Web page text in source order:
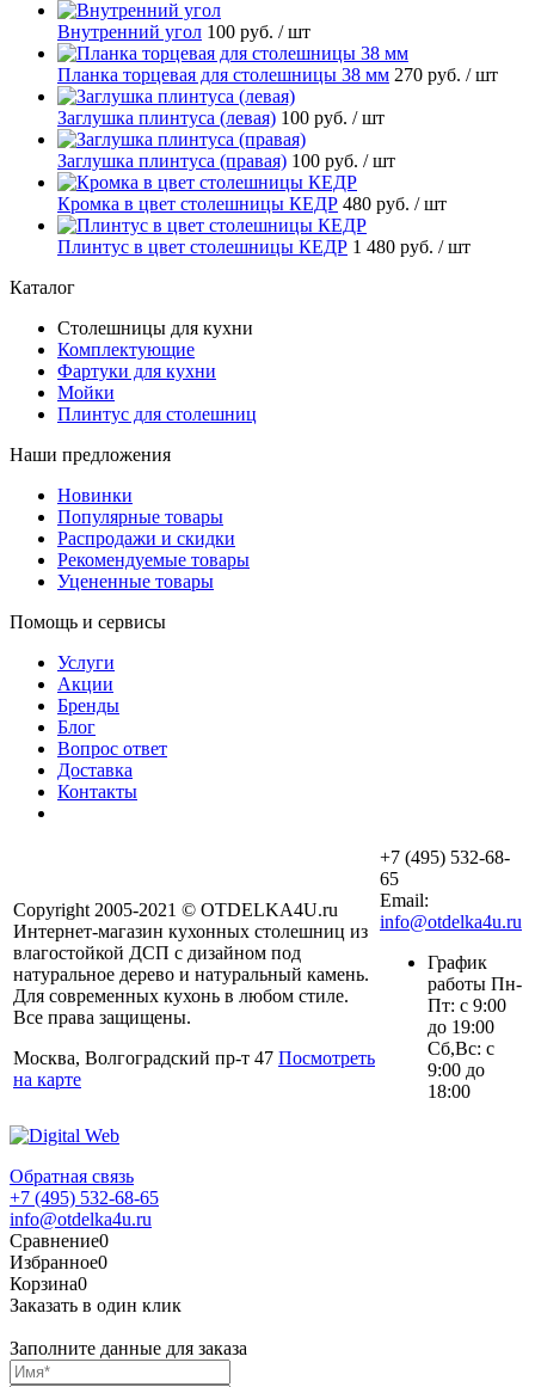
Внутренний угол 100 руб. / шт
Планка торцевая для столешницы 38 мм 270 руб. / шт
Заглушка плинтуса (левая) 100 руб. / шт
Заглушка плинтуса (правая) 100 руб. / шт
Кромка в цвет столешницы КЕДР 480 руб. / шт
Плинтус в цвет столешницы КЕДР 1 480 руб. / шт
Каталог
Столешницы для кухни
Комплектующие
Фартуки для кухни
Мойки
Плинтус для столешниц
Наши предложения
Новинки
Популярные товары
Распродажи и скидки
Рекомендуемые товары
Уцененные товары
Помощь и сервисы
Услуги
Акции
Бренды
Блог
Вопрос ответ
Доставка
Контакты
Copyright 2005-2021 © OTDELKA4U.ru
Интернет-магазин кухонных столешниц из
влагостойкой ДСП с дизайном под
натуральное дерево и натуральный камень.
Для современных кухонь в любом стиле.
Все права защищены.
Москва, Волгоградский пр-т 47 Посмотреть
на карте
+7 (495) 532-68-
65
Email:
info@otdelka4u.ru
График
работы Пн-
Пт: с 9:00
до 19:00
Сб,Вс: с
9:00 до
18:00
Обратная связь
+7 (495) 532-68-65
info@otdelka4u.ru
Сравнение0
Избранное0
Корзина0
Заказать в один клик
Заполните данные для заказа